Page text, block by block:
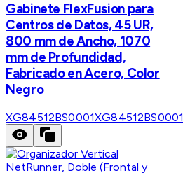
Gabinete FlexFusion para
Centros de Datos, 45 UR,
800 mm de Ancho, 1070
mm de Profundidad,
Fabricado en Acero, Color
Negro
XG84512BS0001XG84512BS0001